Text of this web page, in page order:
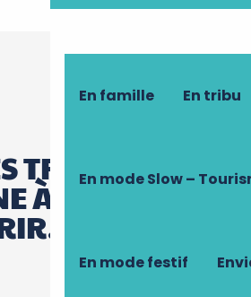
En famille En tribu
En mode Slow –
En mode festif
TRÉSORS DE
À